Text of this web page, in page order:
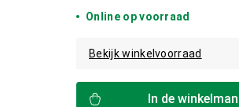
Online op voorraad
Bekijk winkelvoorraad
In de